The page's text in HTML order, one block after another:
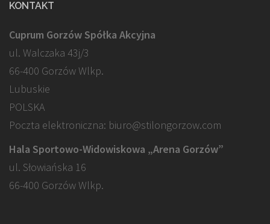
KONTAKT
Cuprum Gorzów Spółka Akcyjna
ul. Walczaka 43j/3
66-400 Gorzów Wlkp.
Lubuskie
POLSKA
Poczta elektroniczna: biuro@stilongorzow.com
Hala Sportowo-Widowiskowa „Arena Gorzów”
ul. Słowiańska 16
66-400 Gorzów Wlkp.